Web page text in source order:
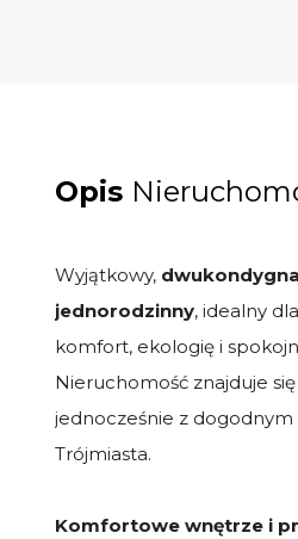
Opis
Wyjątkowy,
jednorodzinny, idealny
komfort, ekologię i
Nieruchomość znajduje
jednocześnie z
Trójmiasta.
Komfortowe wnętrze i